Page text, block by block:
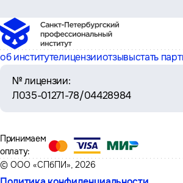
об институтелицензииотзывыстать
№ лицензии:
Л035-01271-78/04428984
© ООО «СПбПИ», 2026
Принимаем
оплату: